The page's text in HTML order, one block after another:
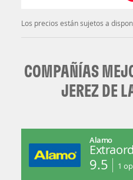
Los precios están sujetos a
COMPAÑÍAS
JEREZ DE
Alamo
9.5 1